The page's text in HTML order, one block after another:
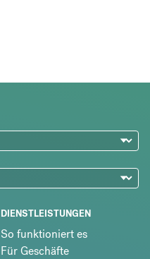
DIENSTLEISTUNGEN
So funktioniert es
Für Geschäfte